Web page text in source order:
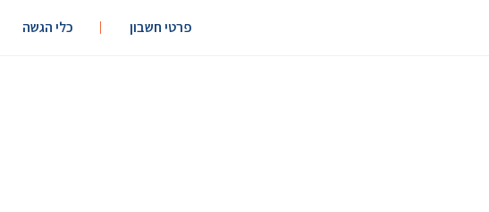
פרטי חשבון כלי הגשה